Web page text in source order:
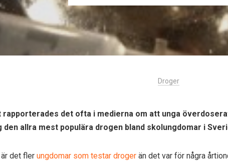
Droger
rapporterades det ofta i medierna om att unga
den allra mest populära drogen bland skolungdomar i
det fler ungdomar som testar droger än det var för några